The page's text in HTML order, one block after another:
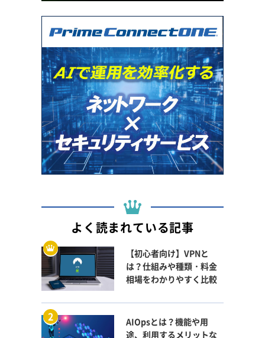
よく読まれている記事
【初心者向け】VPNと
は？仕組みや種類・料金
相場をわかりやすく比較
AIOpsとは？機能や用
途、利用するメリットな